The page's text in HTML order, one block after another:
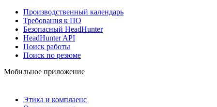
Производственный календарь
Требования к ПО
Безопасный HeadHunter
HeadHunter API
Поиск работы
Поиск по резюме
Мобильное приложение
Этика и комплаенс